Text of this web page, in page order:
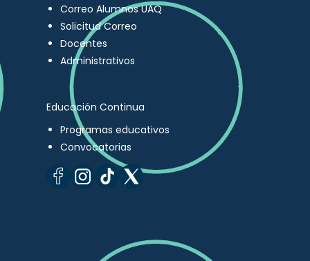
Correo Alumnos UAQ
Solicitud Correo
Docentes
Administrativos
Educación Continua
Programas educativos
Convocatorias